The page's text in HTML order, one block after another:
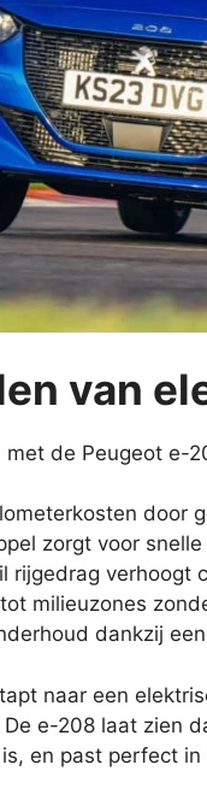
van
met de Peugeot e-
door
zorgt voor
rijgedrag verhoogt
milieuzones
dankzij
naar een
e-208 laat zien
en past perfect in